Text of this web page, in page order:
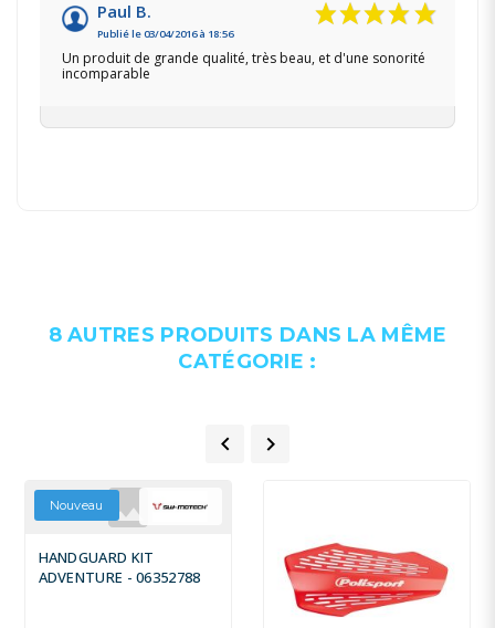
Paul B.
Publié le 03/04/2016 à 18:56
Un produit de grande qualité, très beau, et d'une sonorité
incomparable
8 AUTRES PRODUITS DANS LA MÊME
CATÉGORIE :
 
Nouveau
HANDGUARD KIT
ADVENTURE - 06352788